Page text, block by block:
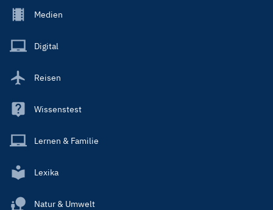
Footer
Main
Medien
Digital
Reisen
Wissenstest
Lernen & Familie
Lexika
Natur & Umwelt